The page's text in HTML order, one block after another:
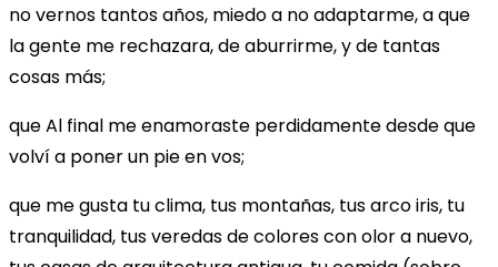
no vernos tantos años, miedo a no adaptarme, a que
la gente me rechazara, de aburrirme, y de tantas
cosas más;
que Al final me enamoraste perdidamente desde que
volví a poner un pie en vos;
que me gusta tu clima, tus montañas, tus arco iris, tu
tranquilidad, tus veredas de colores con olor a nuevo,